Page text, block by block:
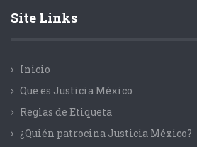
Site Links
Inicio
Que es Justicia México
Reglas de Etiqueta
¿Quién patrocina Justicia México?